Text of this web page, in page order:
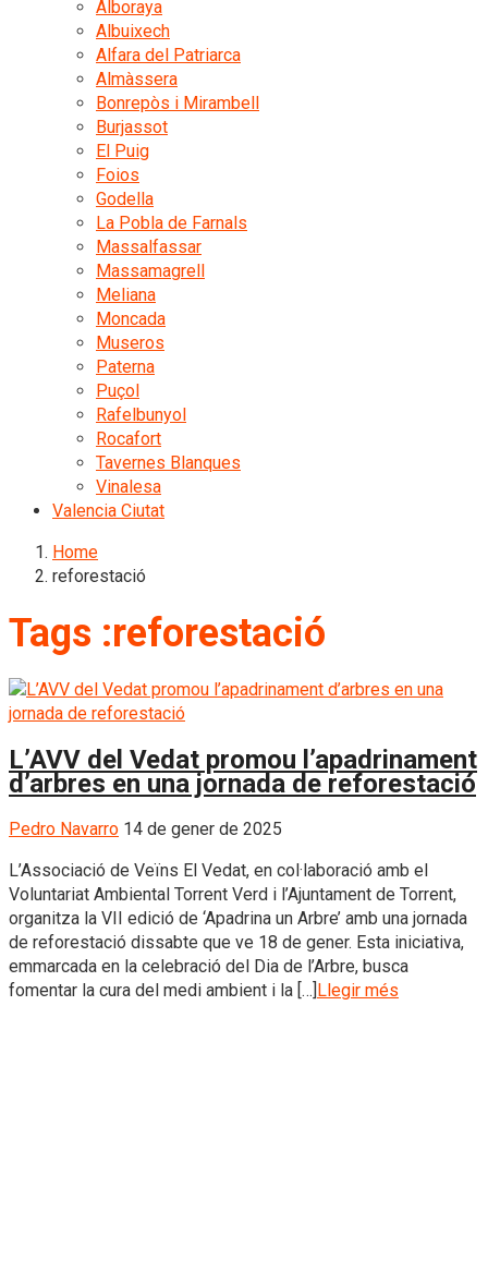
Alboraya
Albuixech
Alfara del Patriarca
Almàssera
Bonrepòs i Mirambell
Burjassot
El Puig
Foios
Godella
La Pobla de Farnals
Massalfassar
Massamagrell
Meliana
Moncada
Museros
Paterna
Puçol
Rafelbunyol
Rocafort
Tavernes Blanques
Vinalesa
Valencia Ciutat
Home
reforestació
Tags :reforestació
L’AVV del Vedat promou l’apadrinament
d’arbres en una jornada de reforestació
Pedro Navarro 14 de gener de 2025
L’Associació de Veïns El Vedat, en col·laboració amb el
Voluntariat Ambiental Torrent Verd i l’Ajuntament de Torrent,
organitza la VII edició de ‘Apadrina un Arbre’ amb una jornada
de reforestació dissabte que ve 18 de gener. Esta iniciativa,
emmarcada en la celebració del Dia de l’Arbre, busca
fomentar la cura del medi ambient i la […]Llegir més